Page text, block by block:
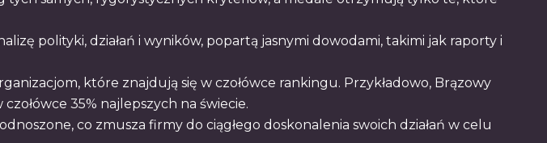
polityki, działań i wyników, popartą jasnymi dowodami, takimi jak raporty i
które znajdują się w czołówce rankingu. Przykładowo, Brązowy
35% najlepszych na świecie.
co zmusza firmy do ciągłego doskonalenia swoich działań w celu